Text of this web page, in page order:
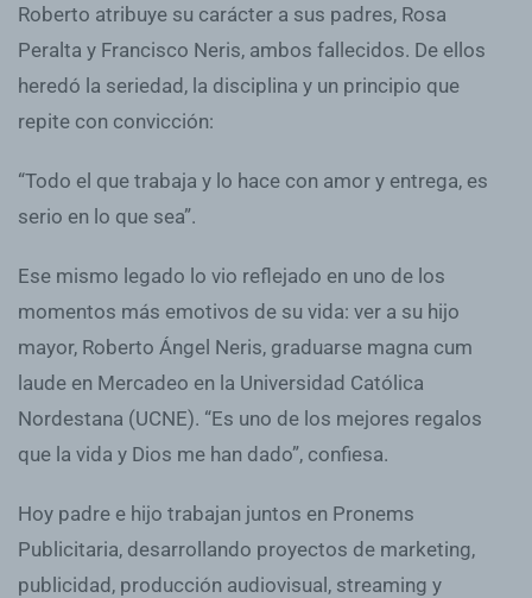
Roberto atribuye su carácter a sus padres, Rosa
Peralta y Francisco Neris, ambos fallecidos. De ellos
heredó la seriedad, la disciplina y un principio que
repite con convicción:
“Todo el que trabaja y lo hace con amor y entrega, es
serio en lo que sea”.
Ese mismo legado lo vio reflejado en uno de los
momentos más emotivos de su vida: ver a su hijo
mayor, Roberto Ángel Neris, graduarse magna cum
laude en Mercadeo en la Universidad Católica
Nordestana (UCNE). “Es uno de los mejores regalos
que la vida y Dios me han dado”, confiesa.
Hoy padre e hijo trabajan juntos en Pronems
Publicitaria, desarrollando proyectos de marketing,
publicidad, producción audiovisual, streaming y